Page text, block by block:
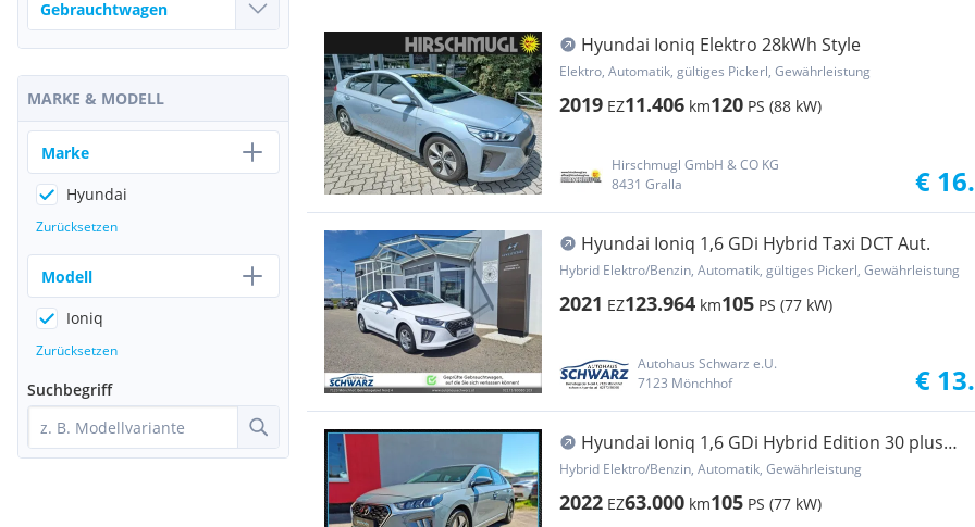
Hyundai Ioniq Elektro 28kWh Style
Elektro, Automatik, gültiges Pickerl, Gewährleistung
2019 EZ11.406 km120 PS (88 kW)
Hirschmugl GmbH & CO KG
8431 Gralla
€
Hyundai Ioniq 1,6 GDi Hybrid Taxi DCT Aut.
Hybrid Elektro/Benzin, Automatik, gültiges Pickerl, Gewährleistung
2021 EZ123.964 km105 PS (77 kW)
Autohaus Schwarz e.U.
7123 Mönchhof
€
Hyundai Ioniq 1,6 GDi Hybrid Edition 30 plus
DCT Aut.
Hybrid Elektro/Benzin, Automatik, Gewährleistung
2022 EZ63.000 km105 PS (77 kW)
MARKE & MODELL
Marke
Hyundai
Zurücksetzen
Modell
Ioniq
Zurücksetzen
Suchbegriff